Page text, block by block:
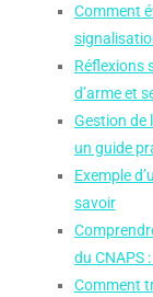
Comment
Réflexions
d’arme et
Gestion de
un guide
Exemple
savoir
du CNAPS
Comment